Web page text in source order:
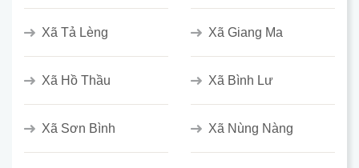
Xã Tả Lèng Xã Giang Ma
Xã Hồ Thầu Xã Bình Lư
Xã Sơn Bình Xã Nùng Nàng